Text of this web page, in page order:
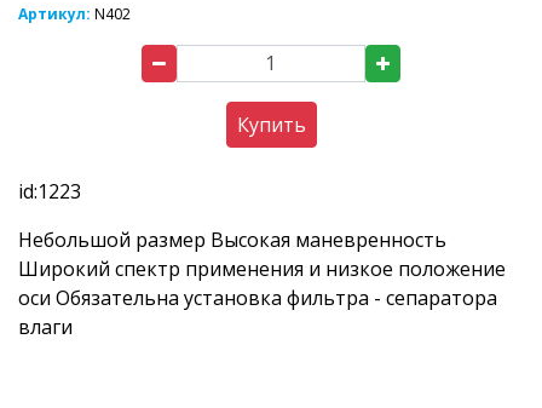
Артикул: N402
Купить
id:1223
Небольшой размер Высокая маневренность
Широкий спектр применения и низкое положение
оси Обязательна установка фильтра - сепаратора
влаги